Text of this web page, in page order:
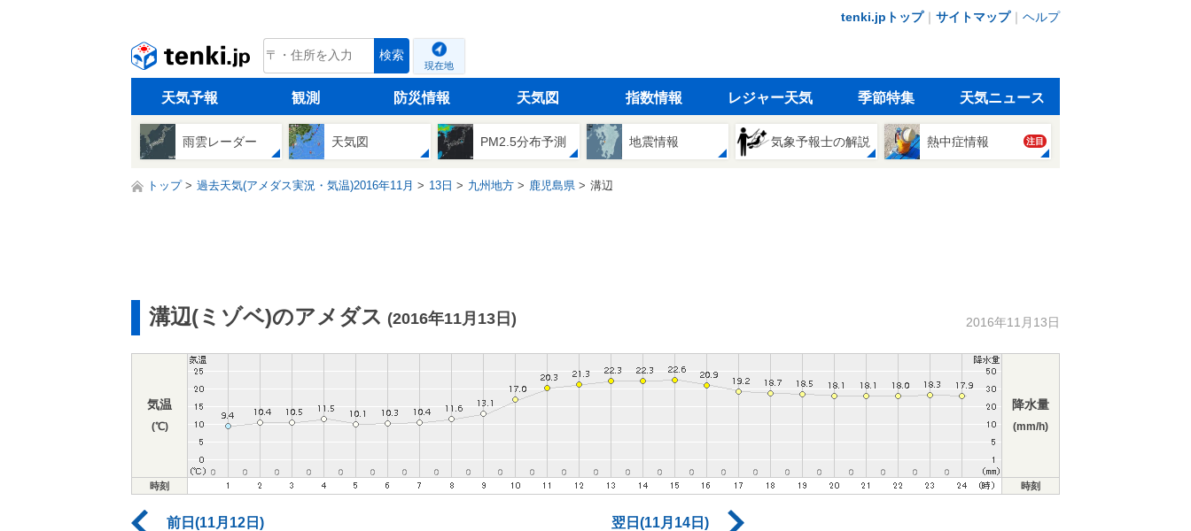
tenki.jpトップ｜ サイトマップ｜ ヘルプ
tenki.jp 検索
現在地
天気予報 観測 防災情報 天気図 指数情報 レジャー天気 季節特集 天気ニュース
雨雲レーダー 天気図 PM2.5分布予測 地震情報 気象予報士の解説 熱中症情報 注目
トップ 過去天気(アメダス実況・気温)2016年11月 13日 九州地方 鹿児島県 溝辺
溝辺(ミゾベ)のアメダス (2016年11月13日) 2016年11月13日
気温
(℃)
降水量
(mm/h)
時刻 時刻
前日(11月12日) 翌日(11月14日)